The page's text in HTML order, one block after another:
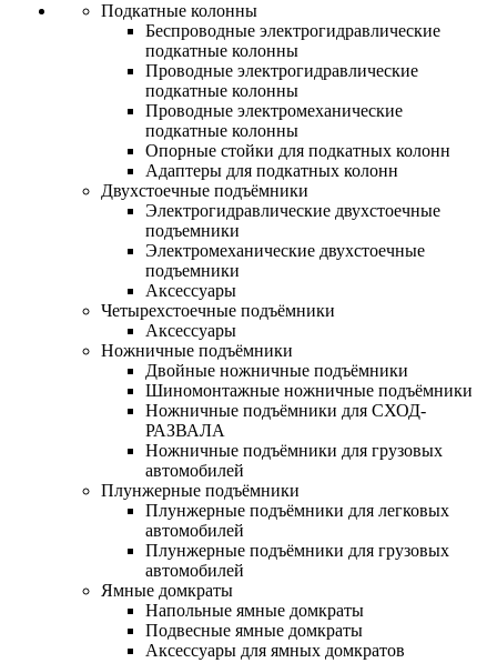
Подкатные колонны
Беспроводные электрогидравлические
подкатные колонны
Проводные электрогидравлические
подкатные колонны
Проводные электромеханические
подкатные колонны
Опорные стойки для подкатных колонн
Адаптеры для подкатных колонн
Двухстоечные подъёмники
Электрогидравлические двухстоечные
подъемники
Электромеханические двухстоечные
подъемники
Аксессуары
Четырехстоечные подъёмники
Аксессуары
Ножничные подъёмники
Двойные ножничные подъёмники
Шиномонтажные ножничные подъёмники
Ножничные подъёмники для СХОД-
РАЗВАЛА
Ножничные подъёмники для грузовых
автомобилей
Плунжерные подъёмники
Плунжерные подъёмники для легковых
автомобилей
Плунжерные подъёмники для грузовых
автомобилей
Ямные домкраты
Напольные ямные домкраты
Подвесные ямные домкраты
Аксессуары для ямных домкратов